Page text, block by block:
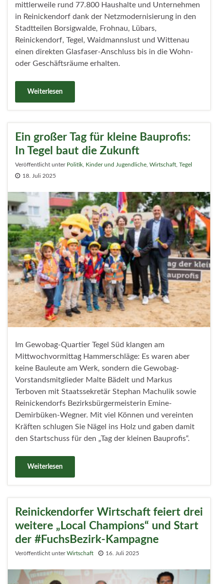
mittlerweile rund 77.800 Haushalte und Unternehmen
in Reinickendorf dank der Netzmodernisierung in den
Stadtteilen Borsigwalde, Frohnau, Lübars,
Reinickendorf, Tegel, Waidmannslust und Wittenau
einen direkten Glasfaser-Anschluss bis in die Wohn-
oder Geschäftsräume erhalten.
Weiterlesen
Ein großer Tag für kleine Bauprofis:
In Tegel baut die Zukunft
Veröffentlicht unter Politik Kinder und Jugendliche Wirtschaft Tegel
18. Juli 2025
Im Gewobag-Quartier Tegel Süd klangen am
Mittwochvormittag Hammerschläge: Es waren aber
keine Bauleute am Werk, sondern die Gewobag-
Vorstandsmitglieder Malte Bädelt und Markus
Terboven mit Staatssekretär Stephan Machulik sowie
Reinickendorfs Bezirksbürgermeisterin Emine-
Demirbüken-Wegner. Mit viel Können und vereinten
Kräften schlugen Sie Nägel ins Holz und gaben damit
den Startschuss für den „Tag der kleinen Bauprofis“.
Weiterlesen
Reinickendorfer Wirtschaft feiert drei
weitere „Local Champions“ und Start
der #FuchsBezirk-Kampagne
Veröffentlicht unterWirtschaft 16. Juli 2025